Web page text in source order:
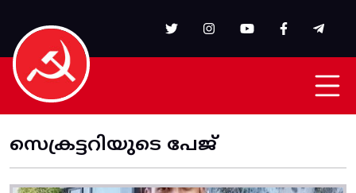
സെക്രട്ടറിയുടെ പേജ്